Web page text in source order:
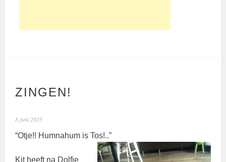
ZINGEN!
8 juni 2015
“Otje!! Humnahum is Tos!..”
Kit heeft na Dolfje